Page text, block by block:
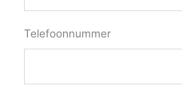
Telefoonnummer